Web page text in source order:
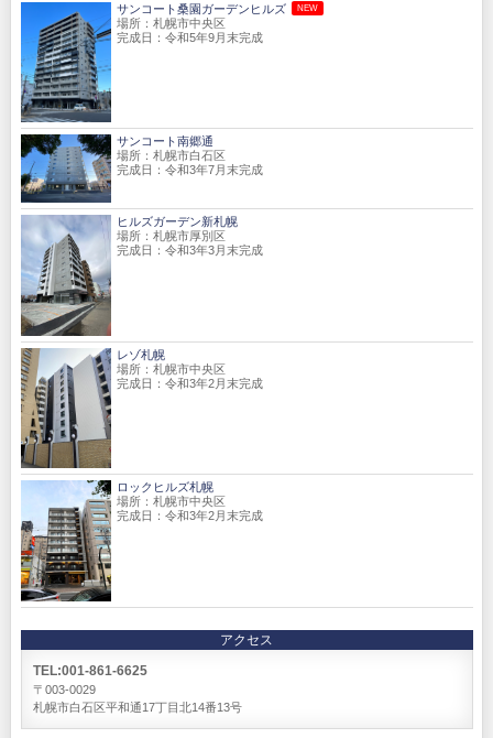
サンコート桑園ガーデンヒルズ NEW
場所：札幌市中央区
完成日：令和5年9月末完成
サンコート南郷通
場所：札幌市白石区
完成日：令和3年7月末完成
ヒルズガーデン新札幌
場所：札幌市厚別区
完成日：令和3年3月末完成
レゾ札幌
場所：札幌市中央区
完成日：令和3年2月末完成
ロックヒルズ札幌
場所：札幌市中央区
完成日：令和3年2月末完成
アクセス
TEL:001-861-6625
〒003-0029
札幌市白石区平和通17丁目北14番13号